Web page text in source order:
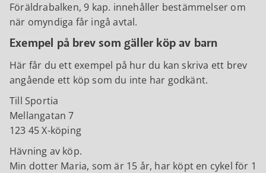
Föräldrabalken, 9 kap. innehåller bestämmelser om
när omyndiga får ingå avtal.
Exempel på brev som gäller köp av barn
Här får du ett exempel på hur du kan skriva ett brev
angående ett köp som du inte har godkänt.
Till Sportia
Mellangatan 7
123 45 X-köping
Hävning av köp.
Min dotter Maria, som är 15 år, har köpt en cykel för 1